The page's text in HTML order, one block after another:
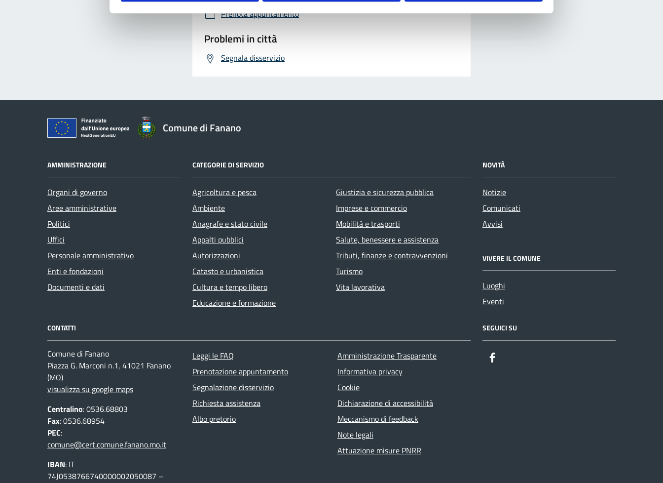
Prenota appuntamento
Problemi in città
Segnala disservizio
Comune di Fanano
AMMINISTRAZIONE
Organi di governo
Aree amministrative
Politici
Uffici
Personale amministrativo
Enti e fondazioni
Documenti e dati
CATEGORIE DI SERVIZIO
Agricoltura e pesca
Ambiente
Anagrafe e stato civile
Appalti pubblici
Autorizzazioni
Catasto e urbanistica
Cultura e tempo libero
Educazione e formazione
Giustizia e sicurezza pubblica
Imprese e commercio
Mobilità e trasporti
Salute, benessere e assistenza
Tributi, finanze e contravvenzioni
Turismo
Vita lavorativa
NOVITÀ
Notizie
Comunicati
Avvisi
VIVERE IL COMUNE
Luoghi
Eventi
CONTATTI
Comune di Fanano
Piazza G. Marconi n.1, 41021 Fanano
(MO)
visualizza su google maps
Centralino: 0536.68803
Fax: 0536.68954
PEC:
comune@cert.comune.fanano.mo.it
IBAN: IT
74J0538766740000002050087 –
Leggi le FAQ
Prenotazione appuntamento
Segnalazione disservizio
Richiesta assistenza
Albo pretorio
Amministrazione Trasparente
Informativa privacy
Cookie
Dichiarazione di accessibilità
Meccanismo di feedback
Note legali
Attuazione misure PNRR
SEGUICI SU